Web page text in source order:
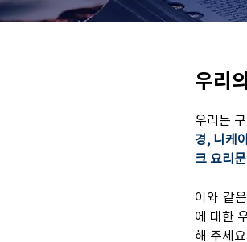
우리
우리는
경, 니케
크 요리
이와 같
에 대한
해 주세